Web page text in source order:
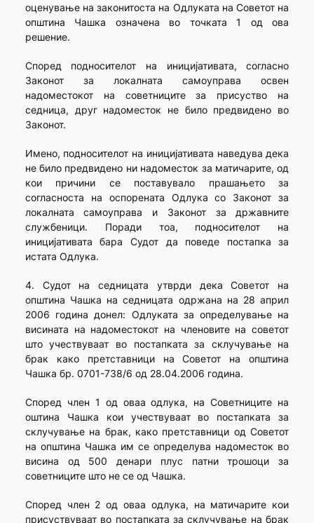
оценување на законитоста на Одлуката на Советот на
општина Чашка означена во точката 1 од ова
решение.
Според подносителот на иницијативата, согласно
Законот за локалната самоуправа освен
надоместокот на советниците за присуство на
седница, друг надоместок не било предвидено во
Законот.
Имено, подносителот на иницијативата наведува дека
не било предвидено ни надоместок за матичарите, од
кои причини се поставувало прашањето за
согласноста на оспорената Одлука со Законот за
локалната самоуправа и Законот за државните
службеници. Поради тоа, подносителот на
иницијативата бара Судот да поведе постапка за
истата Одлука.
4. Судот на седницата утврди дека Советот на
општина Чашка на седницата одржана на 28 април
2006 година донел: Одлуката за определување на
висината на надоместокот на членовите на советот
што учествуваат во постапката за склучување на
брак како претставници на Советот на општина
Чашка бр. 0701-738/6 од 28.04.2006 година.
Според член 1 од оваа одлука, на Советниците на
оштина Чашка кои учествуваат во постапката за
склучување на брак, како претставници од Советот
на општина Чашка им се определува надоместок во
висина од 500 денари плус патни трошоци за
советниците што не се од Чашка.
Според член 2 од оваа одлука, на матичарите кои
присуствуваат во постапката за склучување на брак